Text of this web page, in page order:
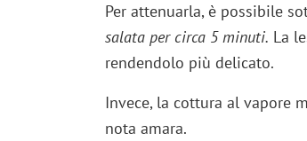
Per attenuarla, è possibile
salata per circa 5 minuti. La
rendendolo più delicato.
Invece, la cottura al vapore
nota amara.